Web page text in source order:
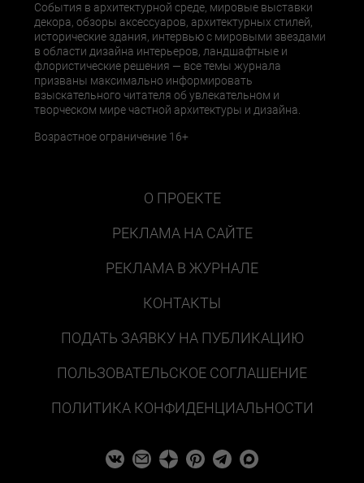
События в архитектурной среде, мировые выставки
декора, обзоры аксессуаров, архитектурных стилей,
исторические здания, интервью с мировыми звездами
в области дизайна интерьеров, ландшафтные и
флористические решения — все темы журнала
призваны максимально информировать
взыскательного читателя об увлекательном и
творческом мире частной архитектуры и дизайна.
Возрастное ограничение 16+
О ПРОЕКТЕ
РЕКЛАМА НА САЙТЕ
РЕКЛАМА В ЖУРНАЛЕ
КОНТАКТЫ
ПОДАТЬ ЗАЯВКУ НА ПУБЛИКАЦИЮ
ПОЛЬЗОВАТЕЛЬСКОЕ СОГЛАШЕНИЕ
ПОЛИТИКА КОНФИДЕНЦИАЛЬНОСТИ